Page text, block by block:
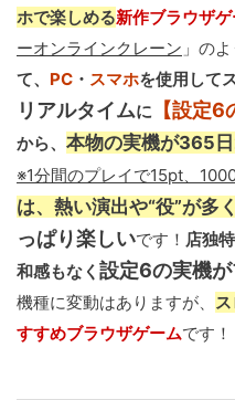
ホで楽しめる新作ブラウザ
ーオンラインクレーン 」のよ
て、 PC ・ スマホを使用して
リアルタイムに 【設定6
から、 本物の実機が365
※1分間のプレイで15pt、
は、熱い演出や“役”が多
っぱり楽しいです！ 店独
和感もなく 設定6の実機が
機種に変動はありますが、
すすめブラウザゲームです！